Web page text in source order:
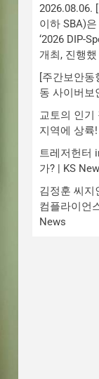
2026.08.06.
이하 SBA)
‘2026 DIP-
개최, 진행
[주간보안동
동 사이버보
교토의 인기
지역에 상륙!
트레저헌터
가? | KS
김정훈 씨지
컴플라이언
News